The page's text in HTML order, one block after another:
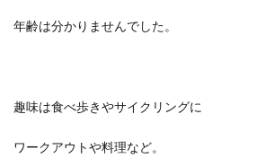
年齢は分かりませんでした。
趣味は食べ歩きやサイクリングに
ワークアウトや料理など。